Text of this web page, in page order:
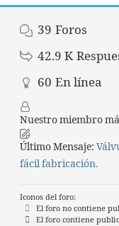
39 Foros
42.9 K
60 En línea
Nuestro miembro
Último Mensaje:
fácil fabricación.
Iconos del foro:
El foro no contiene
El foro contiene